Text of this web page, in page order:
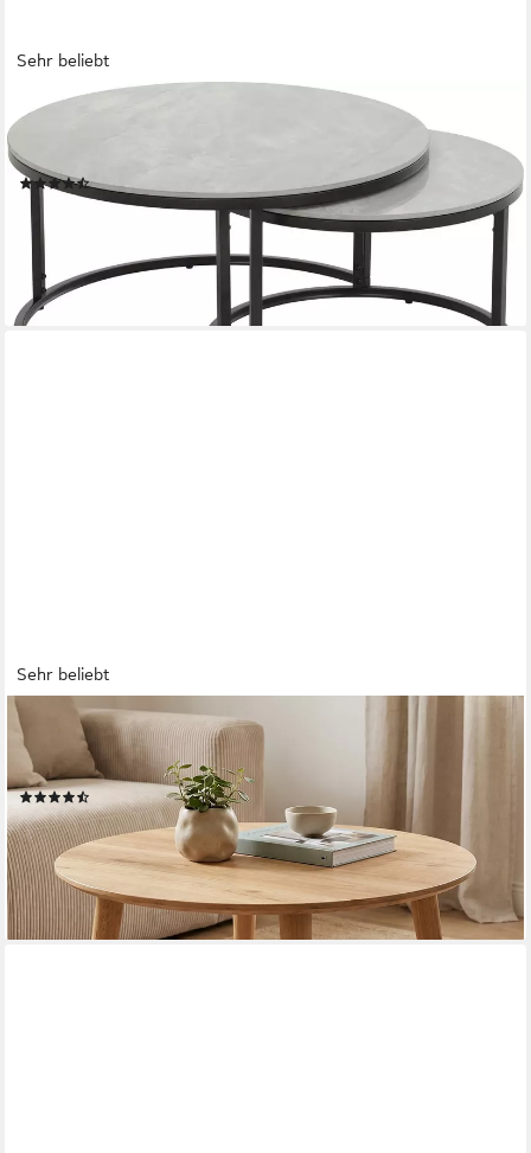
Sehr beliebt
HELA
Satztisch LUIS, Couchtisch rund (Set, 2-St), 2er Set, 12mm
Sinterstein; Marmoroptik, Boho Wohnzimmertisch
(129)
167,99 € UVP249,99 €
-33%
lieferbar - in 5-6 Werktagen bei dir
Sehr beliebt
SKØLM
Couchtisch Mjölnir aus Eiche Massivholz (Natur geölt),
Wohnzimmertisch Ø70 cm, auch in oval erhältlich
ab 129,99 € UVP199,99 €
-35%
lieferbar in 8 Wochen